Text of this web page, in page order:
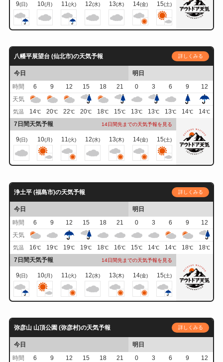
9(日) 10(月) 11(火) 12(水) 13(木) 14(金) 15(土)
八幡平展望台 (仙北市)の天気予報 詳しくみる
今日
明日
時間
6 9 12 15 18 21 0 3 6 9
12
天気
気温 14℃ 20℃ 22℃ 20℃ 18℃ 15℃ 13℃ 13℃ 13℃ 14℃ 14℃
7日間天気予報 14日間先までの天気予報を見る
9(日) 10(月) 11(火) 12(水) 13(木) 14(金) 15(土)
浄土平 (福島市)の天気予報 詳しくみる
今日
明日
時間
6 9 12 15 18 21 0 3 6 9
12
天気
気温 16℃ 19℃ 19℃ 19℃ 18℃ 16℃ 15℃ 14℃ 14℃ 18℃ 18℃
7日間天気予報 14日間先までの天気予報を見る
9(日) 10(月) 11 (火) 12(水) 13(木) 14(金) 15(土)
弥彦山 山頂公園 (弥彦村)の天気予報 詳しくみる
今日
明日
時間
6 9 12 15 18 21 0 3 6 9
12